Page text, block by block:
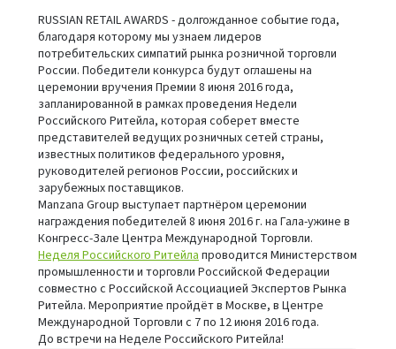
RUSSIAN RETAIL AWARDS - долгожданное событие года,
благодаря которому мы узнаем лидеров
потребительских симпатий рынка розничной торговли
России. Победители конкурса будут оглашены на
церемонии вручения Премии 8 июня 2016 года,
запланированной в рамках проведения Недели
Российского Ритейла, которая соберет вместе
представителей ведущих розничных сетей страны,
известных политиков федерального уровня,
руководителей регионов России, российских и
зарубежных поставщиков.
Manzana Group выступает партнёром церемонии
награждения победителей 8 июня 2016 г. на Гала-ужине в
Конгресс-Зале Центра Международной Торговли.
Неделя Российского Ритейлапроводится Министерством
промышленности и торговли Российской Федерации
совместно c Российской Ассоциацией Экспертов Рынка
Ритейла. Мероприятие пройдёт в Москве, в Центре
Международной Торговли с 7 по 12 июня 2016 года.
До встречи на Неделе Российского Ритейла!